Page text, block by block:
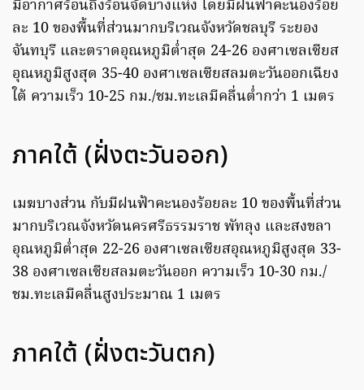
มีอากาศร้อนถึงร้อนจัดบางแห่ง โดยมีฝนฟ้าคะนองร้อย
ละ 10 ของพื้นที่ส่วนมากบริเวณจังหวัดชลบุรี ระยอง
จันทบุรี และตราดอุณหภูมิต่ำสุด 24-26 องศาเซลเซียส
อุณหภูมิสูงสุด 35-40 องศาเซลเซียสลมตะวันออกเฉียง
ใต้ ความเร็ว 10-25 กม./ชม.ทะเลมีคลื่นต่ำกว่า 1 เมตร
ภาคใต้ (ฝั่งตะวันออก)
เมฆบางส่วน กับมีฝนฟ้าคะนองร้อยละ 10 ของพื้นที่ส่วน
มากบริเวณจังหวัดนครศรีธรรมราช พัทลุง และสงขลา
อุณหภูมิต่ำสุด 22-26 องศาเซลเซียสอุณหภูมิสูงสุด 33-
38 องศาเซลเซียสลมตะวันออก ความเร็ว 10-30 กม./
ชม.ทะเลมีคลื่นสูงประมาณ 1 เมตร
ภาคใต้ (ฝั่งตะวันตก)